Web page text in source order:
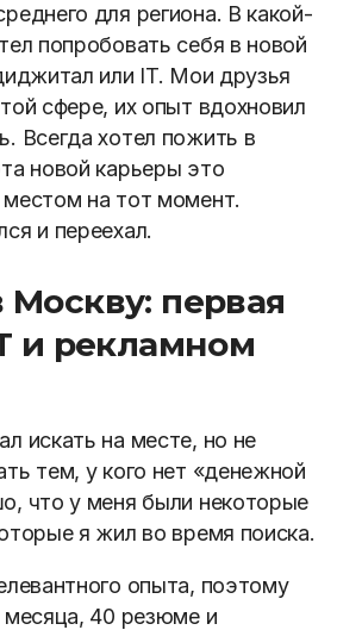
для региона. В какой-
попробовать себя в новой
или IT. Мои друзья
сфере, их опыт вдохновил
Всегда хотел пожить в
новой карьеры это
на тот момент.
и переехал.
Москву: первая
и рекламном
искать на месте, но не
тем, у кого нет «денежной
что у меня были некоторые
я жил во время поиска.
опыта, поэтому
месяца, 40 резюме и